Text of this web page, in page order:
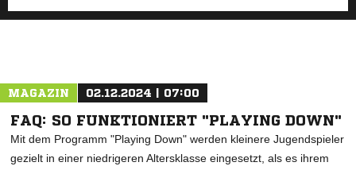
MAGAZIN 02.12.2024 | 07:00
FAQ: SO FUNKTIONIERT "PLAYING DOWN"
Mit dem Programm "Playing Down" werden kleinere Jugendspieler
gezielt in einer niedrigeren Altersklasse eingesetzt, als es ihrem